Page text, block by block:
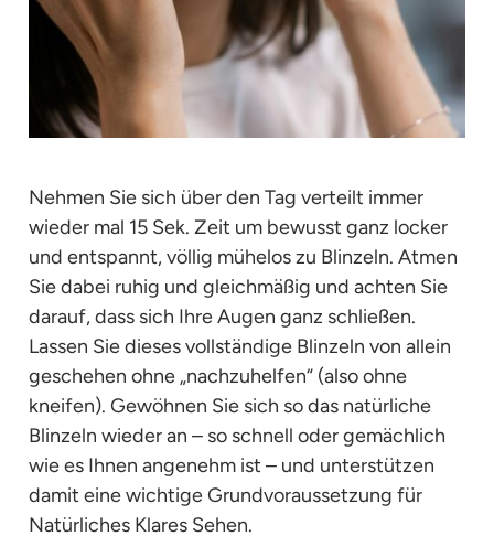
Nehmen Sie sich über den Tag verteilt immer
wieder mal 15 Sek. Zeit um bewusst ganz locker
und entspannt, völlig mühelos zu Blinzeln. Atmen
Sie dabei ruhig und gleichmäßig und achten Sie
darauf, dass sich Ihre Augen ganz schließen.
Lassen Sie dieses vollständige Blinzeln von allein
geschehen ohne „nachzuhelfen“ (also ohne
kneifen). Gewöhnen Sie sich so das natürliche
Blinzeln wieder an – so schnell oder gemächlich
wie es Ihnen angenehm ist – und unterstützen
damit eine wichtige Grundvoraussetzung für
Natürliches Klares Sehen.